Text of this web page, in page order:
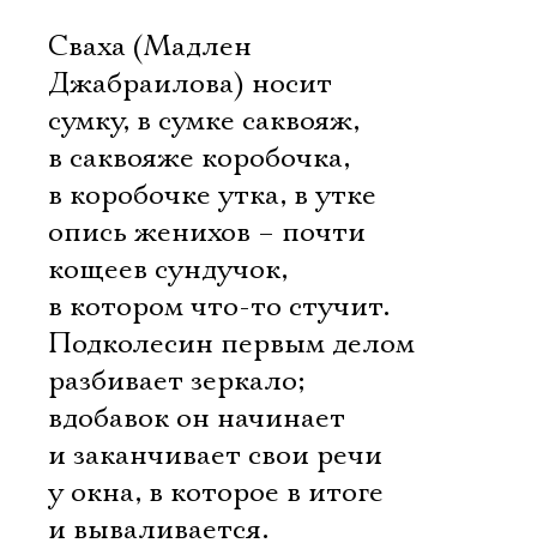
Сваха (Мадлен
Джабраилова) носит
сумку, в сумке саквояж,
в саквояже коробочка,
в коробочке утка, в утке
опись женихов – почти
кощеев сундучок,
в котором что-то стучит.
Подколесин первым делом
разбивает зеркало;
вдобавок он начинает
и заканчивает свои речи
у окна, в которое в итоге
и вываливается.
Электропочта
Имя
Ознакомиться